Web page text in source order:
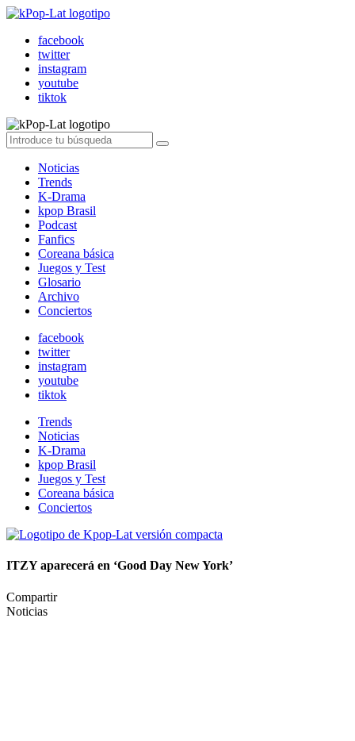
facebook
twitter
instagram
youtube
tiktok
Noticias
Trends
K-Drama
kpop Brasil
Podcast
Fanfics
Coreana básica
Juegos y Test
Glosario
Archivo
Conciertos
facebook
twitter
instagram
youtube
tiktok
Trends
Noticias
K-Drama
kpop Brasil
Juegos y Test
Coreana básica
Conciertos
ITZY aparecerá en ‘Good Day New York’
Compartir
Noticias